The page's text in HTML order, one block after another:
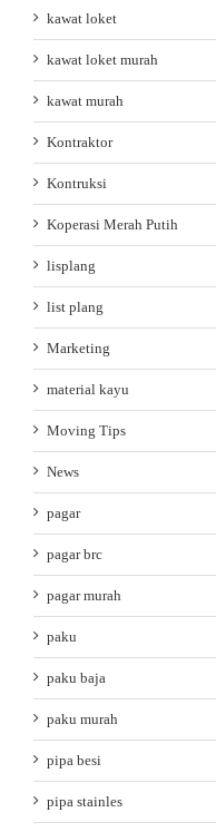
kawat loket
kawat loket murah
kawat murah
Kontraktor
Kontruksi
Koperasi Merah Putih
lisplang
list plang
Marketing
material kayu
Moving Tips
News
pagar
pagar brc
pagar murah
paku
paku baja
paku murah
pipa besi
pipa stainles